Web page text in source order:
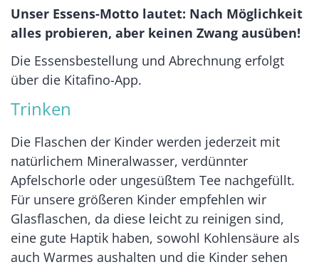
Unser Essens-Motto lautet: Nach Möglichkeit
alles probieren, aber keinen Zwang ausüben!
Die Essensbestellung und Abrechnung erfolgt
über die Kitafino-App.
Trinken
Die Flaschen der Kinder werden jederzeit mit
natürlichem Mineralwasser, verdünnter
Apfelschorle oder ungesüßtem Tee nachgefüllt.
Für unsere größeren Kinder empfehlen wir
Glasflaschen, da diese leicht zu reinigen sind,
eine gute Haptik haben, sowohl Kohlensäure als
auch Warmes aushalten und die Kinder sehen